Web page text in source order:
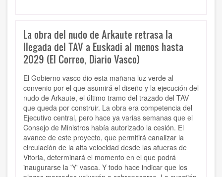
La obra del nudo de Arkaute retrasa la
llegada del TAV a Euskadi al menos hasta
2029 (El Correo, Diario Vasco)
El Gobierno vasco dio esta mañana luz verde al
convenio por el que asumirá el diseño y la ejecución del
nudo de Arkaute, el último tramo del trazado del TAV
que queda por construir. La obra era competencia del
Ejecutivo central, pero hace ya varias semanas que el
Consejo de Ministros había autorizado la cesión. El
avance de este proyecto, que permitirá canalizar la
circulación de la alta velocidad desde las afueras de
Vitoria, determinará el momento en el que podrá
inaugurarse la 'Y' vasca. Y todo hace indicar que los